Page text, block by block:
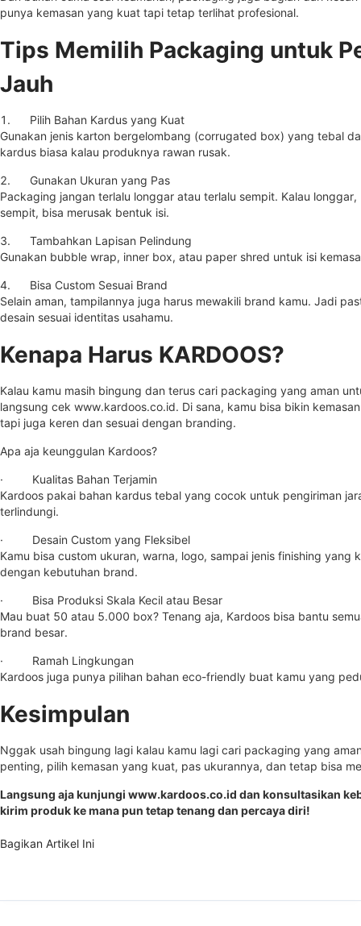
punya kemasan yang kuat tapi tetap terlihat profesional.
Tips Memilih Packaging untuk
Jauh
1. Pilih Bahan Kardus yang Kuat
Gunakan jenis karton bergelombang (corrugated box) yang tebal
kardus biasa kalau produknya rawan rusak.
2. Gunakan Ukuran yang Pas
Packaging jangan terlalu longgar atau terlalu sempit. Kalau
sempit, bisa merusak bentuk isi.
3. Tambahkan Lapisan Pelindung
Gunakan bubble wrap, inner box, atau paper shred untuk isi
4. Bisa Custom Sesuai Brand
Selain aman, tampilannya juga harus mewakili brand kamu. Jadi
desain sesuai identitas usahamu.
Kenapa Harus KARDOOS?
Kalau kamu masih bingung dan terus cari packaging yang aman
langsung cek www.kardoos.co.id. Di sana, kamu bisa bikin
tapi juga keren dan sesuai dengan branding.
Apa aja keunggulan Kardoos?
· Kualitas Bahan Terjamin
Kardoos pakai bahan kardus tebal yang cocok untuk pengiriman
terlindungi.
· Desain Custom yang Fleksibel
Kamu bisa custom ukuran, warna, logo, sampai jenis finishing yang
dengan kebutuhan brand.
· Bisa Produksi Skala Kecil atau Besar
Mau buat 50 atau 5.000 box? Tenang aja, Kardoos bisa bantu
brand besar.
· Ramah Lingkungan
Kardoos juga punya pilihan bahan eco-friendly buat kamu yang
Kesimpulan
Nggak usah bingung lagi kalau kamu lagi cari packaging yang
penting, pilih kemasan yang kuat, pas ukurannya, dan tetap bisa
Langsung aja kunjungi www.kardoos.co.id dan konsultasikan
kirim produk ke mana pun tetap tenang dan percaya diri!
Bagikan Artikel Ini